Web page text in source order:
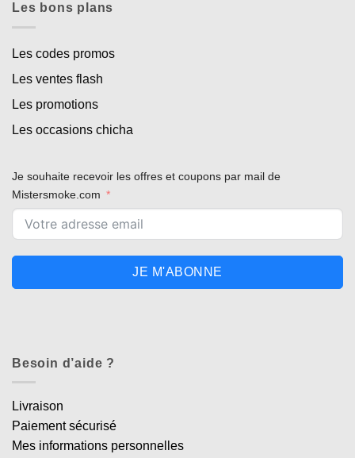
Les bons plans
Les codes promos
Les ventes flash
Les promotions
Les occasions chicha
Je souhaite recevoir les offres et coupons par mail de
Mistersmoke.com
JE M'ABONNE
Besoin d’aide ?
Livraison
Paiement sécurisé
Mes informations personnelles